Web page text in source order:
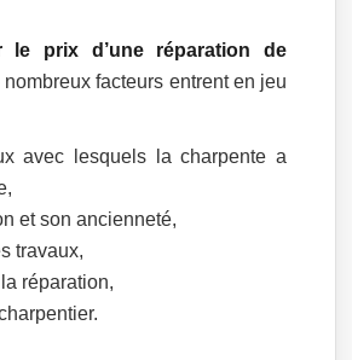
le prix d’une réparation de
nombreux facteurs entrent en jeu
avec lesquels la charpente a
et son ancienneté,
travaux,
réparation,